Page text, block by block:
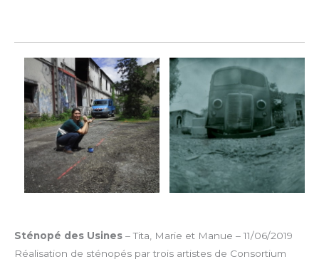
Sténopé des Usines – Tita, Marie et Manue – 11/06/2019
Réalisation de sténopés par trois artistes de Consortium